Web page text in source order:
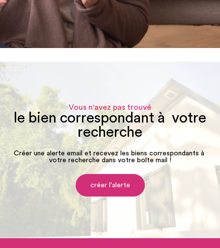
Vous n'avez pas trouvé
le bien correspondant à votre
recherche
Créer une alerte email et recevez les biens correspondants à
votre recherche dans votre boîte mail !
créer l'alerte